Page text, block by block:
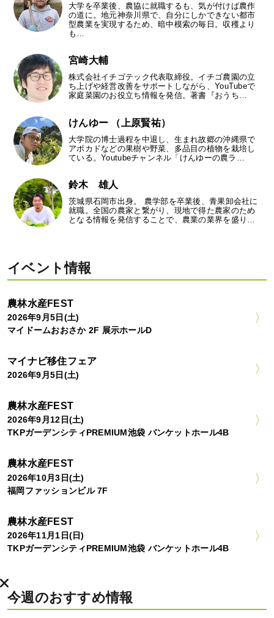
大学を卒業後、農協に就職するも、気が付けば農作
の道に。地元神奈川県で、自分にしかできない都市
型農業を実現するため、暗中模索の毎日。収穫より
も…
宮崎大輔
株式会社イチゴテック代表取締役。イチゴ農園の立
ち上げや経営改善をサポートしながら、YouTubeで
家庭菜園のお役立ち情報を発信。著書『おうち…
けんゆー （上原賢祐）
大学院の博士過程を中退し、生まれ故郷の沖縄県で
アボカドなどの果樹や野菜、多品目の植物を栽培し
ている。Youtubeチャンネル「けんゆーの農ラ…
鈴木 雄人
茨城県石岡市出身。 農学部を卒業後、青果卸会社に
就職。全国の農家と繋がり、現地で得た農家のため
となる情報を発信することで、農業の業界を盛り…
イベント情報
農林水産FEST
2026年9月5日(土)
マイドームおおさか 2F 展示ホールD
マイナビ移住フェア
2026年9月5日(土)
農林水産FEST
2026年9月12日(土)
TKPガーデンシティPREMIUM池袋 バンケットホール4B
農林水産FEST
2026年10月3日(土)
福岡ファッションビル 7F
農林水産FEST
2026年11月1日(日)
TKPガーデンシティPREMIUM池袋 バンケットホール4B
今週のおすすめ情報